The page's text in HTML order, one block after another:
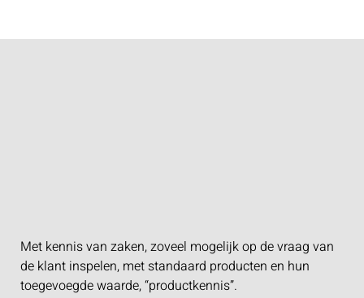
Met kennis van zaken, zoveel mogelijk op de vraag van
de klant inspelen, met standaard producten en hun
toegevoegde waarde, “productkennis”.